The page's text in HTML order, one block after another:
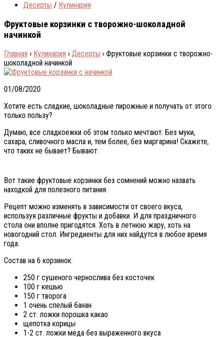
Десерты / Кулинария
Фруктовые корзинки с творожно-шоколадной
начинкой
Главная › Кулинария › Десерты › Фруктовые корзинки с творожно-
шоколадной начинкой
01/08/2020
Хотите есть сладкие, шоколадные пирожные и получать от этого
только пользу?
Думаю, все сладкоежки об этом только мечтают. Без муки,
сахара, сливочного масла и, тем более, без маргарина! Скажете,
что таких не бывает? Бывают.
Вот такие фруктовые корзинки без сомнений можно назвать
находкой для полезного питания.
Рецепт можно изменять в зависимости от своего вкуса,
используя различные фрукты и добавки. И для праздничного
стола они вполне пригодятся. Хоть в летнюю жару, хоть на
новогодний стол. Ингредиенты для них найдутся в любое время
года.
Состав на 6 корзинок:
250 г сушеного чернослива без косточек
100 г кешью
150 г творога
1 очень спелый банан
2 ст. ложки порошка какао
щепотка корицы
1-2 ст. ложки меда без выраженного вкуса